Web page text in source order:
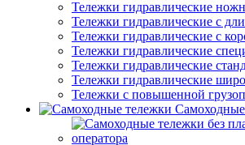
Тележки гидравлические
Тележки гидравлические с
Тележки гидравлические с
Тележки гидравлические
Тележки гидравлические
Тележки гидравлические
Тележки с повышенной